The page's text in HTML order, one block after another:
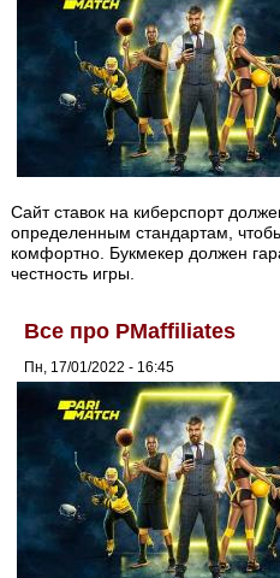
Сайт ставок на киберспорт
определенным стандартам,
комфортно. Букмекер должен
честность игры.
Все про PMaffiliates
Пн, 17/01/2022 - 16:45